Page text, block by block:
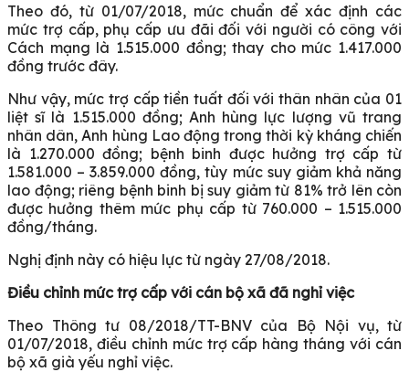
Theo đó, từ 01/07/2018, mức chuẩn để xác định các
mức trợ cấp, phụ cấp ưu đãi đối với người có công với
Cách mạng là 1.515.000 đồng; thay cho mức 1.417.000
đồng trước đây.
Như vậy, mức trợ cấp tiền tuất đối với thân nhân của 01
liệt sĩ là 1.515.000 đồng; Anh hùng lực lượng vũ trang
nhân dân, Anh hùng Lao động trong thời kỳ kháng chiến
là 1.270.000 đồng; bệnh binh được hưởng trợ cấp từ
1.581.000 – 3.859.000 đồng, tùy mức suy giảm khả năng
lao động; riêng bệnh binh bị suy giảm từ 81% trở lên còn
được hưởng thêm mức phụ cấp từ 760.000 – 1.515.000
đồng/tháng.
Nghị định này có hiệu lực từ ngày 27/08/2018.
Điều chỉnh mức trợ cấp với cán bộ xã đã nghỉ việc
Theo Thông tư 08/2018/TT-BNV của Bộ Nội vụ, từ
01/07/2018, điều chỉnh mức trợ cấp hàng tháng với cán
bộ xã già yếu nghỉ việc.